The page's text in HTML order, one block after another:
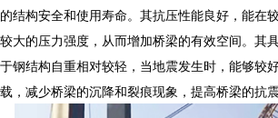
的结构安全和使用寿命。其抗压性能良好，能在
较大的压力强度，从而增加桥梁的有效空间。其
于钢结构自重相对较轻，当地震发生时，能够较
载，减少桥梁的沉降和裂痕现象，提高桥梁的抗震